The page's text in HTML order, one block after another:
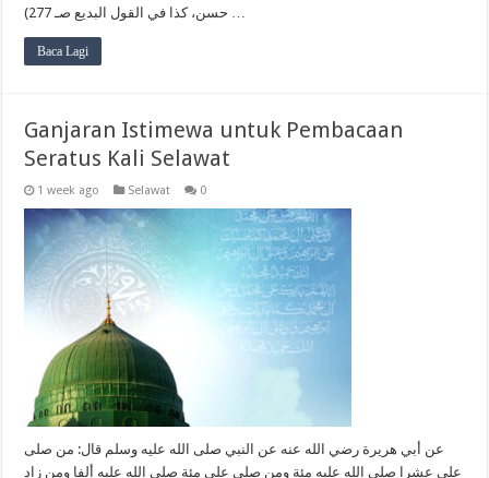
حسن، كذا في القول البديع صـ 277) …
Baca Lagi
Ganjaran Istimewa untuk Pembacaan
Seratus Kali Selawat
1 week ago Selawat 0
عن أبي هريرة رضي الله عنه عن النبي صلى الله عليه وسلم قال: من صلى
علي عشرا صلى الله عليه مئة ومن صلى علي مئة صلى الله عليه ألفا ومن زاد